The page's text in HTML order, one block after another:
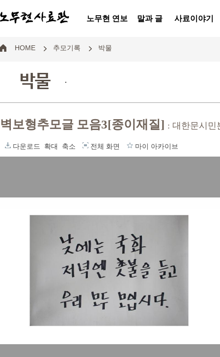
노무현 연보 말과 글 사료이야기
HOME 추모기록 박물
박물 .
벽보형추모글 모음3[종이재질] : 대한문시민
다운로드 확대 축소 전체 화면 마이 아카이브